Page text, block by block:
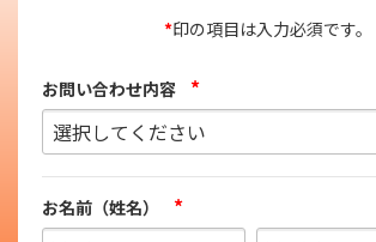
*印の項目は入力必須です。
お問い合わせ内容 *
お名前（姓名） *